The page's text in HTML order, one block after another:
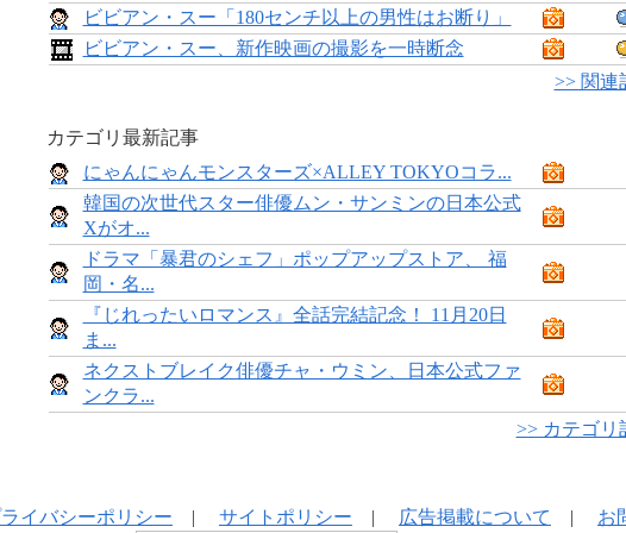
ビビアン・スー「180センチ以上の男性はお断り」
ビビアン・スー、新作映画の撮影を一時断念
>> 関連
カテゴリ最新記事
にゃんにゃんモンスターズ×ALLEY TOKYOコラ...
韓国の次世代スター俳優ムン・サンミンの日本公式
Xがオ...
ドラマ「暴君のシェフ」ポップアップストア、 福
岡・名...
『じれったいロマンス』全話完結記念！ 11月20日
ま...
ネクストブレイク俳優チャ・ウミン、日本公式ファ
ンクラ...
>> カテゴリ
イバシーポリシー | サイトポリシー | 広告掲載について | お